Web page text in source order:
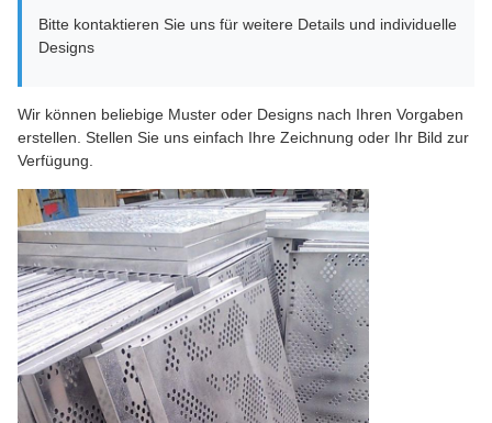
Bitte kontaktieren Sie uns für weitere Details und individuelle
Designs
Wir können beliebige Muster oder Designs nach Ihren Vorgaben
erstellen. Stellen Sie uns einfach Ihre Zeichnung oder Ihr Bild zur
Verfügung.